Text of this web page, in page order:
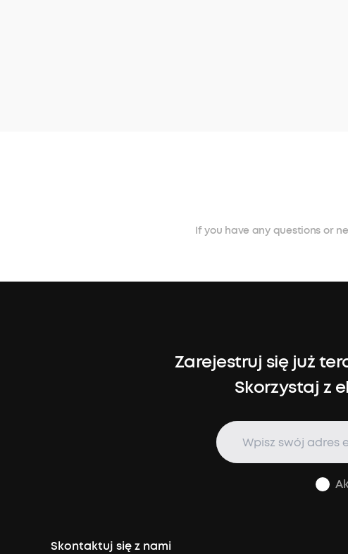
If you have any questions or
Zarejestruj się już
Skorzystaj z
Skontaktuj się z nami